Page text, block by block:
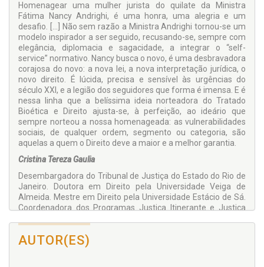
Homenagear uma mulher jurista do quilate da Ministra
Fátima Nancy Andrighi, é uma honra, uma alegria e um
desafio. [...] Não sem razão a Ministra Andrighi tornou-se um
modelo inspirador a ser seguido, recusando-se, sempre com
elegância, diplomacia e sagacidade, a integrar o “self-
service” normativo. Nancy busca o novo, é uma desbravadora
corajosa do novo: a nova lei, a nova interpretação jurídica, o
novo direito. É lúcida, precisa e sensível às urgências do
século XXI, e a legião dos seguidores que forma é imensa. E é
nessa linha que a belíssima ideia norteadora do Tratado
Bioética e Direito ajusta-se, à perfeição, ao ideário que
sempre norteou a nossa homenageada: as vulnerabilidades
sociais, de qualquer ordem, segmento ou categoria, são
aquelas a quem o Direito deve a maior e a melhor garantia.
Cristina Tereza Gaulia
Desembargadora do Tribunal de Justiça do Estado do Rio de
Janeiro. Doutora em Direito pela Universidade Veiga de
Almeida. Mestre em Direito pela Universidade Estácio de Sá.
Coordenadora dos Programas Justiça Itinerante e Justiça
publicada pela EMERJ – Escola da Magistratura do Estado do
Rio de Janeiro. Presidente do Fórum Permanente de Estudos
AUTOR(ES)